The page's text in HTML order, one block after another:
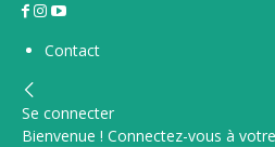
Contact
Se connecter
Bienvenue ! Connectez-vous à